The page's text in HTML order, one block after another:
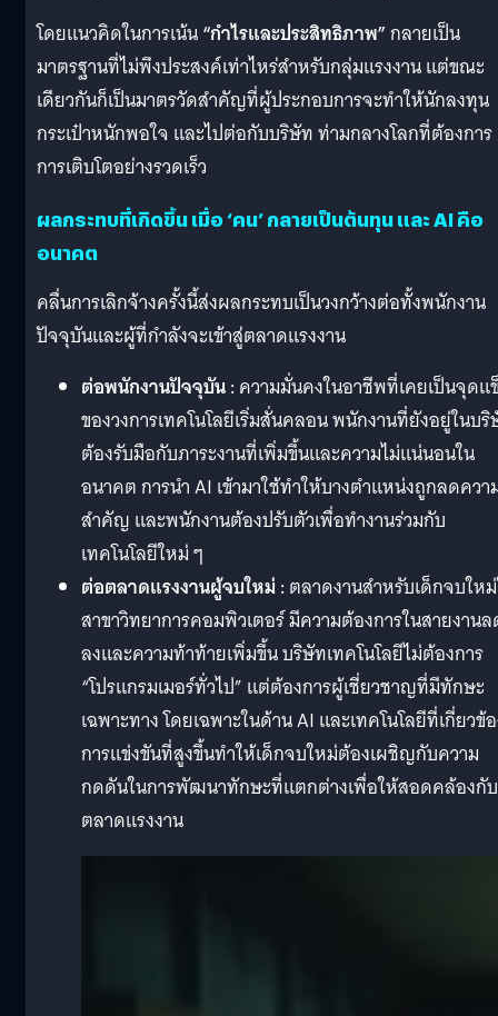
โดยแนวคิดในการเน้น“กำไรและประสิทธิภาพ”กลายเป็น
มาตรฐานที่ไม่พึงประสงค์เท่าไหร่สำหรับกลุ่มแรงงาน แต่ขณะ
เดียวกันก็เป็นมาตรวัดสำคัญที่ผู้ประกอบการจะทำให้นักลงทุน
กระเป๋าหนักพอใจ และไปต่อกับบริษัท ท่ามกลางโลกที่ต้องการ
การเติบโตอย่างรวดเร็ว
ผลกระทบที่เกิดขึ้น เมื่อ ‘คน’ กลายเป็นต้นทุน และ AI คือ
อนาคต
คลื่นการเลิกจ้างครั้งนี้ส่งผลกระทบเป็นวงกว้างต่อทั้งพนักงาน
ปัจจุบันและผู้ที่กำลังจะเข้าสู่ตลาดแรงงาน
ต่อพนักงานปัจจุบัน :ความมั่นคงในอาชีพที่เคยเป็นจุดแ
ของวงการเทคโนโลยีเริ่มสั่นคลอน พนักงานที่ยังอยู่ในบ
ต้องรับมือกับภาระงานที่เพิ่มขึ้นและความไม่แน่นอนใน
อนาคต การนำ AI เข้ามาใช้ทำให้บางตำแหน่งถูกลดควา
สำคัญ และพนักงานต้องปรับตัวเพื่อทำงานร่วมกับ
เทคโนโลยีใหม่ ๆ
ต่อตลาดแรงงานผู้จบใหม่ :ตลาดงานสำหรับเด็กจบให
สาขาวิทยาการคอมพิวเตอร์ มีความต้องการในสายงาน
ลงและความท้าท้ายเพิ่มขึ้น บริษัทเทคโนโลยีไม่ต้องการ
“โปรแกรมเมอร์ทั่วไป” แต่ต้องการผู้เชี่ยวชาญที่มีทักษะ
เฉพาะทาง โดยเฉพาะในด้าน AI และเทคโนโลยีที่เกี่ยวข้
การแข่งขันที่สูงขึ้นทำให้เด็กจบใหม่ต้องเผชิญกับความ
กดดันในการพัฒนาทักษะที่แตกต่างเพื่อให้สอดคล้องกับ
ตลาดแรงงาน